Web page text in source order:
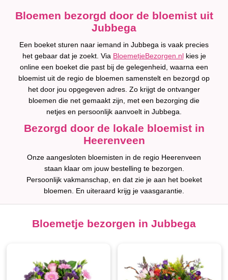
Bloemen bezorgd door de bloemist uit
Jubbega
Een boeket sturen naar iemand in Jubbega is vaak precies
het gebaar dat je zoekt. Via BloemetjeBezorgen.nlkies je
online een boeket die past bij de gelegenheid, waarna een
bloemist uit de regio de bloemen samenstelt en bezorgd op
het door jou opgegeven adres. Zo krijgt de ontvanger
bloemen die net gemaakt zijn, met een bezorging die
netjes en persoonlijk aanvoelt in Jubbega.
Bezorgd door de lokale bloemist in
Heerenveen
Onze aangesloten bloemisten in de regio Heerenveen
staan klaar om jouw bestelling te bezorgen.
Persoonlijk vakmanschap, en dat zie je aan het boeket
bloemen. En uiteraard krijg je vaasgarantie.
Bloemetje bezorgen in Jubbega